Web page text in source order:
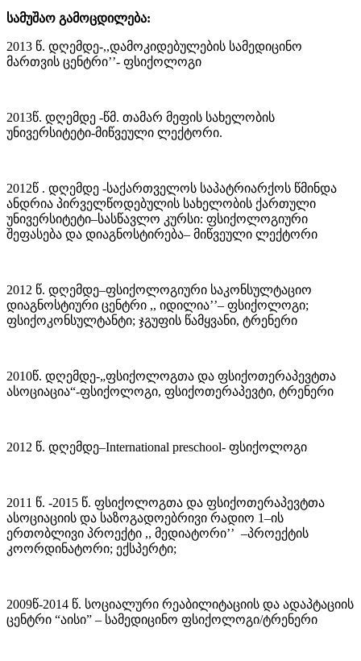
სამუშაო გამოცდილება:
2013 წ. დღემდე-,,დამოკიდებულების სამედიცინო
მართვის ცენტრი’’- ფსიქოლოგი
2013წ. დღემდე -წმ. თამარ მეფის სახელობის
უნივერსიტეტი-მიწვეული ლექტორი.
2012წ . დღემდე -საქართველოს საპატრიარქოს წმინდა
ანდრია პირველწოდებულის სახელობის ქართული
უნივერსიტეტი–სასწავლო კურსი: ფსიქოლოგიური
შეფასება და დიაგნოსტირება– მიწვეული ლექტორი
2012 წ. დღემდე–ფსიქოლოგიური საკონსულტაციო
დიაგნოსტიური ცენტრი ,, იდილია’’– ფსიქოლოგი;
ფსიქოკონსულტანტი; ჯგუფის წამყვანი, ტრენერი
2010წ. დღემდე-„ფსიქოლოგთა და ფსიქოთერაპევტთა
ასოციაცია“-ფსიქოლოგი, ფსიქოთერაპევტი, ტრენერი
2012 წ. დღემდე–International preschool- ფსიქოლოგი
2011 წ. -2015 წ. ფსიქოლოგთა და ფსიქოთერაპევტთა
ასოციაციის და საზოგადოებრივი რადიო 1–ის
ერთობლივი პროექტი ,, მედიატორი’’ –პროექტის
კოორდინატორი; ექსპერტი;
2009წ-2014 წ. სოციალური რეაბილიტაციის და ადაპტაციის
ცენტრი “აისი” – სამედიცინო ფსიქოლოგი/ტრენერი